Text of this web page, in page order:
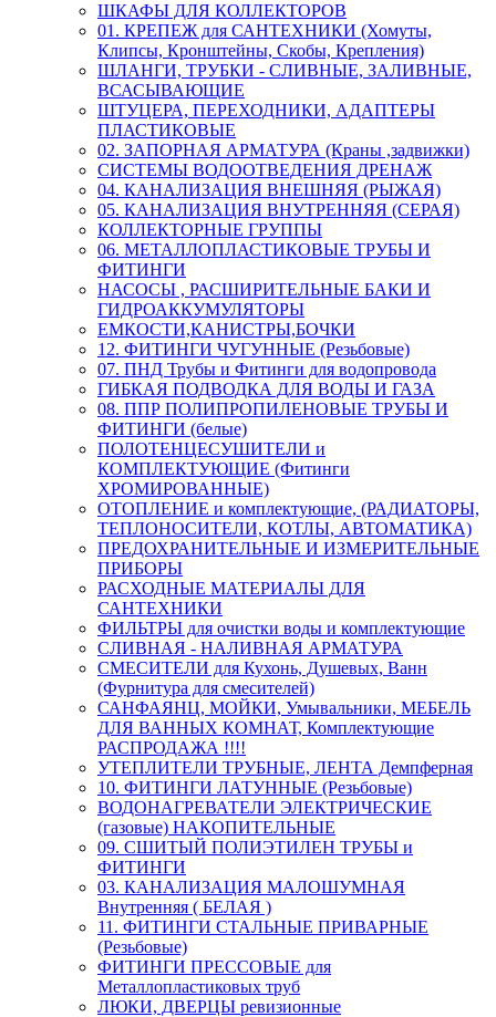
ШКАФЫ ДЛЯ КОЛЛЕКТОРОВ
01. КРЕПЕЖ для САНТЕХНИКИ (Хомуты,
Клипсы, Кронштейны, Скобы, Крепления)
ШЛАНГИ, ТРУБКИ - СЛИВНЫЕ, ЗАЛИВНЫЕ,
ВСАСЫВАЮЩИЕ
ШТУЦЕРА, ПЕРЕХОДНИКИ, АДАПТЕРЫ
ПЛАСТИКОВЫЕ
02. ЗАПОРНАЯ АРМАТУРА (Краны ,задвижки)
СИСТЕМЫ ВОДООТВЕДЕНИЯ ДРЕНАЖ
04. КАНАЛИЗАЦИЯ ВНЕШНЯЯ (РЫЖАЯ)
05. КАНАЛИЗАЦИЯ ВНУТРЕННЯЯ (СЕРАЯ)
КОЛЛЕКТОРНЫЕ ГРУППЫ
06. МЕТАЛЛОПЛАСТИКОВЫЕ ТРУБЫ И
ФИТИНГИ
НАСОСЫ , РАСШИРИТЕЛЬНЫЕ БАКИ И
ГИДРОАККУМУЛЯТОРЫ
ЕМКОСТИ,КАНИСТРЫ,БОЧКИ
12. ФИТИНГИ ЧУГУННЫЕ (Резьбовые)
07. ПНД Трубы и Фитинги для водопровода
ГИБКАЯ ПОДВОДКА ДЛЯ ВОДЫ И ГАЗА
08. ППР ПОЛИПРОПИЛЕНОВЫЕ ТРУБЫ И
ФИТИНГИ (белые)
ПОЛОТЕНЦЕСУШИТЕЛИ и
КОМПЛЕКТУЮЩИЕ (Фитинги
ХРОМИРОВАННЫЕ)
ОТОПЛЕНИЕ и комплектующие, (РАДИАТОРЫ,
ТЕПЛОНОСИТЕЛИ, КОТЛЫ, АВТОМАТИКА)
ПРЕДОХРАНИТЕЛЬНЫЕ И ИЗМЕРИТЕЛЬНЫЕ
ПРИБОРЫ
РАСХОДНЫЕ МАТЕРИАЛЫ ДЛЯ
САНТЕХНИКИ
ФИЛЬТРЫ для очистки воды и комплектующие
СЛИВНАЯ - НАЛИВНАЯ АРМАТУРА
СМЕСИТЕЛИ для Кухонь, Душевых, Ванн
(Фурнитура для смесителей)
САНФАЯНЦ, МОЙКИ, Умывальники, МЕБЕЛЬ
ДЛЯ ВАННЫХ КОМНАТ, Комплектующие
РАСПРОДАЖА !!!!
УТЕПЛИТЕЛИ ТРУБНЫЕ, ЛЕНТА Демпферная
10. ФИТИНГИ ЛАТУННЫЕ (Резьбовые)
ВОДОНАГРЕВАТЕЛИ ЭЛЕКТРИЧЕСКИЕ
(газовые) НАКОПИТЕЛЬНЫЕ
09. СШИТЫЙ ПОЛИЭТИЛЕН ТРУБЫ и
ФИТИНГИ
03. КАНАЛИЗАЦИЯ МАЛОШУМНАЯ
Внутренняя ( БЕЛАЯ )
11. ФИТИНГИ СТАЛЬНЫЕ ПРИВАРНЫЕ
(Резьбовые)
ФИТИНГИ ПРЕССОВЫЕ для
Металлопластиковых труб
ЛЮКИ, ДВЕРЦЫ ревизионные